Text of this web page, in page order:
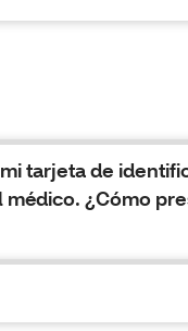
tarjeta de
médico. ¿Cómo